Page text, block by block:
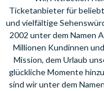
Ticketanbieter für
und vielfältige
2002 unter dem Namen
Millionen Kundinnen
Mission, dem Urlaub
glückliche Momente
sind wir unter dem